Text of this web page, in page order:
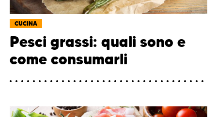
CUCINA
Pesci grassi: quali sono e
come consumarli